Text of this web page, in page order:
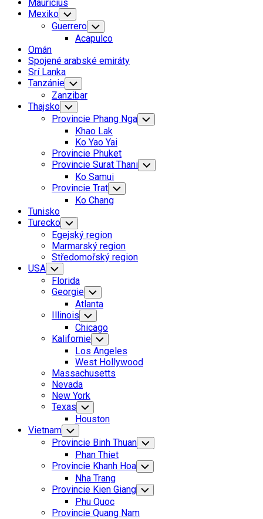
Mauricius
Mexiko Toggle
Child
Menu
Guerrero Toggle
Child
Menu
Acapulco
Omán
Spojené arabské emiráty
Srí Lanka
Tanzánie Toggle
Child
Menu
Zanzibar
Thajsko Toggle
Child
Menu
Provincie Phang Nga Toggle
Child
Khao Lak
Ko Yao Yai
Provincie Phuket
Provincie Surat Thani Toggle
Child
Ko Samui
Provincie Trat Toggle
Child
Menu
Ko Chang
Tunisko
Turecko Toggle
Child
Menu
Egejský region
Marmarský region
Středomořský region
USA Toggle
Child
Menu
Florida
Georgie Toggle
Child
Menu
Atlanta
Illinois Toggle
Child
Menu
Chicago
Kalifornie Toggle
Child
Menu
Los Angeles
West Hollywood
Massachusetts
Nevada
New York
Texas Toggle
Child
Menu
Houston
Vietnam Toggle
Child
Menu
Provincie Binh Thuan Toggle
Child
Menu
Phan Thiet
Provincie Khanh Hoa Toggle
Child
Menu
Nha Trang
Provincie Kien Giang Toggle
Child
Phu Quoc
Provincie Quang Nam